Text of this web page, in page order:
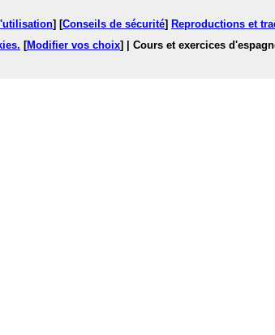
] [Conseils de sécurité] Reproductions et
. [Modifier vos choix]
| Cours et exercices